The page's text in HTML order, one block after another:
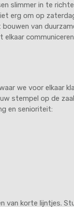
slimmer in te
erg om op
van
elkaar
we voor elkaar
stempel op de
en senioriteit:
van korte lijntjes.